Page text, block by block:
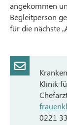
angekommen
Begleitperson
für die nächste
Klinik
0221